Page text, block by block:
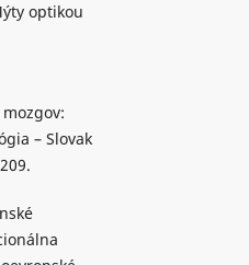
optikou
– Slovak